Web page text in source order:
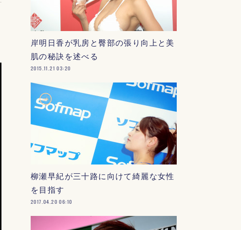
岸明日香が乳房と臀部の張り向上と美
肌の秘訣を述べる
2015.11.21 03:20
柳瀬早紀が三十路に向けて綺麗な女性
を目指す
2017.04.20 06:10